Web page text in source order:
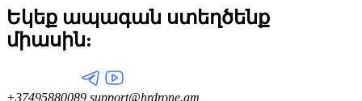
Եկեք ապագան ստեղծենք
միասին:
+37495880089 support@hrdrone.am